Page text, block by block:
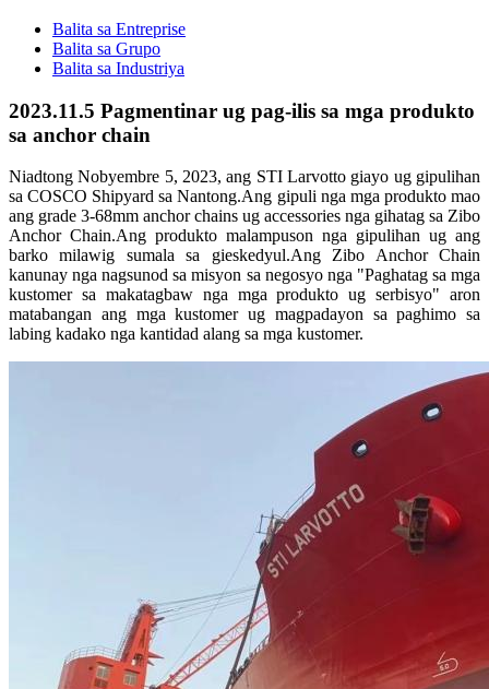
Balita sa Entreprise
Balita sa Grupo
Balita sa Industriya
2023.11.5 Pagmentinar ug pag-ilis sa mga produkto
sa anchor chain
Niadtong Nobyembre 5, 2023, ang STI Larvotto giayo ug gipulihan
sa COSCO Shipyard sa Nantong.Ang gipuli nga mga produkto mao
ang grade 3-68mm anchor chains ug accessories nga gihatag sa Zibo
Anchor Chain.Ang produkto malampuson nga gipulihan ug ang
barko milawig sumala sa gieskedyul.Ang Zibo Anchor Chain
kanunay nga nagsunod sa misyon sa negosyo nga "Paghatag sa mga
kustomer sa makatagbaw nga mga produkto ug serbisyo" aron
matabangan ang mga kustomer ug magpadayon sa paghimo sa
labing kadako nga kantidad alang sa mga kustomer.